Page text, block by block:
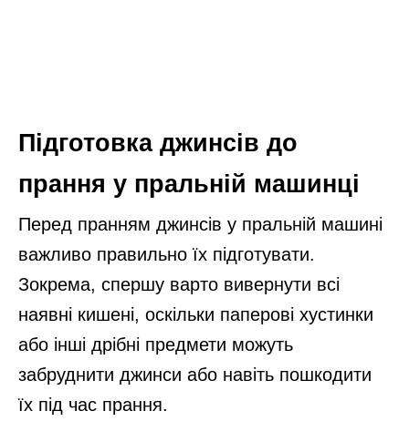
Підготовка джинсів до
прання у пральній машинці
Перед пранням джинсів у пральній машині
важливо правильно їх підготувати.
Зокрема, спершу варто вивернути всі
наявні кишені, оскільки паперові хустинки
або інші дрібні предмети можуть
забруднити джинси або навіть пошкодити
їх під час прання.